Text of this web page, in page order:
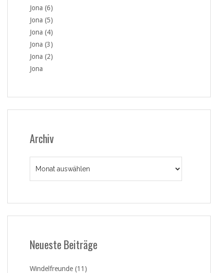
Jona (6)
Jona (5)
Jona (4)
Jona (3)
Jona (2)
Jona
Archiv
Neueste Beiträge
Windelfreunde (11)